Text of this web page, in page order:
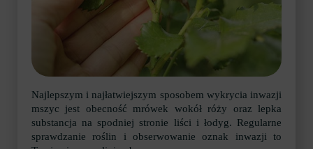
Najlepszym i najłatwiejszym sposobem wykrycia inwazji
mszyc jest obecność mrówek wokół róży oraz lepka
substancja na spodniej stronie liści i łodyg. Regularne
sprawdzanie roślin i obserwowanie oznak inwazji to